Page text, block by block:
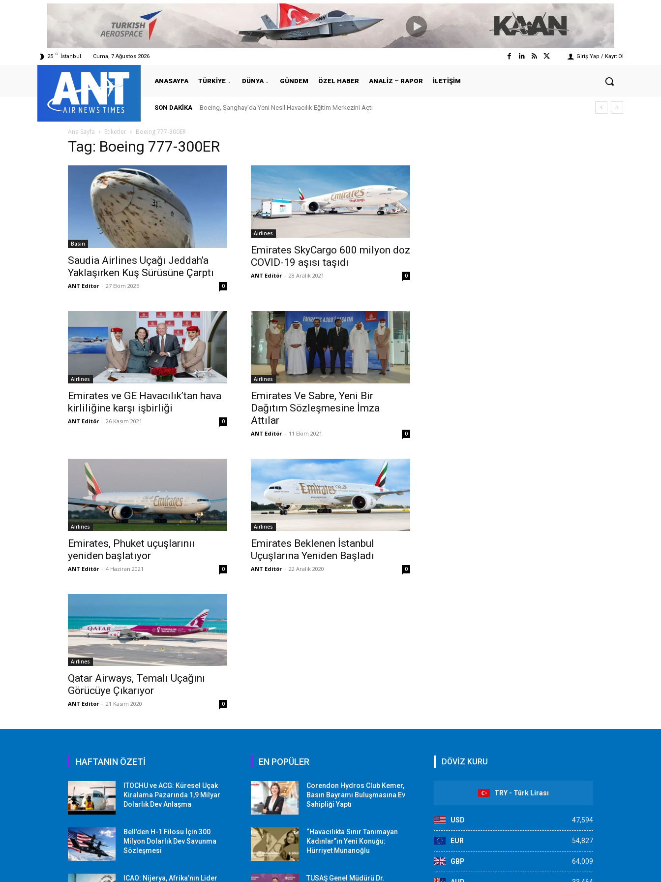
25 C İstanbul Cuma, 7 Ağustos 2026 Giriş Yap / Kayıt Ol
ANASAYFA TÜRKIYE DÜNYA GÜNDEM ÖZEL HABER ANALIZ – RAPOR İLETIŞIM
SON DAKIKA Boeing, Şanghay’da Yeni Nesil Havacılık Eğitim Merkezini Açtı
Ana Sayfa Etiketler Boeing 777-300ER
Tag: Boeing 777-300ER
Basın
Saudia Airlines Uçağı Jeddah’a
Yaklaşırken Kuş Sürüsüne Çarptı
ANT Editor - 27 Ekim 2025 0
Airlines
Emirates SkyCargo 600 milyon doz
COVID-19 aşısı taşıdı
ANT Editör - 28 Aralık 2021 0
Airlines
Emirates ve GE Havacılık’tan hava
kirliliğine karşı işbirliği
ANT Editör - 26 Kasım 2021 0
Airlines
Emirates Ve Sabre, Yeni Bir
Dağıtım Sözleşmesine İmza
Attılar
ANT Editör - 11 Ekim 2021 0
Airlines
Emirates, Phuket uçuşlarınıı
yeniden başlatıyor
ANT Editör - 4 Haziran 2021 0
Airlines
Emirates Beklenen İstanbul
Uçuşlarına Yeniden Başladı
ANT Editör - 22 Aralık 2020 0
Airlines
Qatar Airways, Temalı Uçağını
Görücüye Çıkarıyor
ANT Editor - 21 Kasım 2020 0
HAFTANIN ÖZETİ
ITOCHU ve ACG: Küresel Uçak
Kiralama Pazarında 1,9 Milyar
Dolarlık Dev Anlaşma
Bell’den H-1 Filosu İçin 300
Milyon Dolarlık Dev Savunma
Sözleşmesi
ICAO: Nijerya, Afrika’nın Lider
EN POPÜLER
Corendon Hydros Club Kemer,
Basın Bayramı Buluşmasına Ev
Sahipliği Yaptı
“Havacılıkta Sınır Tanımayan
Kadınlar”ın Yeni Konuğu:
Hürriyet Munanoğlu
TUSAŞ Genel Müdürü Dr.
DÖVİZ KURU
TRY - Türk Lirası
USD 47,594
EUR 54,827
GBP 64,009